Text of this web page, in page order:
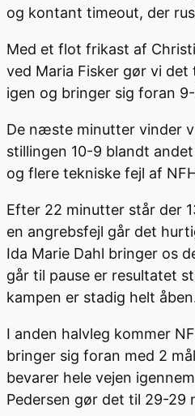
og kontant timeout, der
Med et flot frikast af
ved Maria Fisker gør vi
igen og bringer sig foran
De næste minutter vinder
stillingen 10-9 blandt
og flere tekniske fejl af
Efter 22 minutter står der
en angrebsfejl går det
Ida Marie Dahl bringer os
går til pause er resultatet
kampen er stadig helt
I anden halvleg kommer
bringer sig foran med 2
bevarer hele vejen
Pedersen gør det til 29-29